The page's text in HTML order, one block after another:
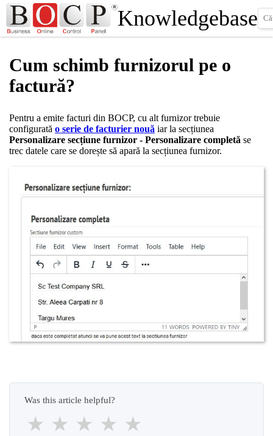
Knowledgebase
Cum schimb furnizorul pe o
factură?
Pentru a emite facturi din BOCP, cu alt furnizor trebuie
configurată o serie de facturier nouă iar la secțiunea
Personalizare secțiune furnizor - Personalizare completă se
trec datele care se dorește să apară la secțiunea furnizor.
Was this article helpful?
★ ★ ★ ★ ★